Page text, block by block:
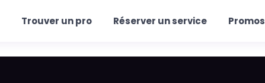
Trouver un pro Réserver un service Promos